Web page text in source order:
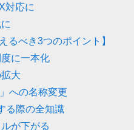
対応に
るべき3つのポイント】
に一本化
大
への名称変更
る際の全知識
が下がる